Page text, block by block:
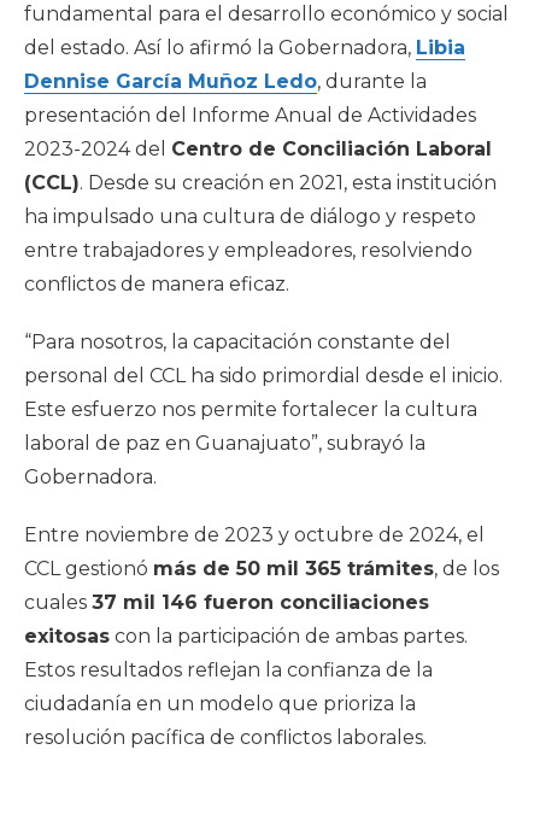
fundamental para el desarrollo económico y social
del estado. Así lo afirmó la Gobernadora, Libia
Dennise García Muñoz Ledo, durante la
presentación del Informe Anual de Actividades
2023-2024 del Centro de Conciliación Laboral
(CCL). Desde su creación en 2021, esta institución
ha impulsado una cultura de diálogo y respeto
entre trabajadores y empleadores, resolviendo
conflictos de manera eficaz.
“Para nosotros, la capacitación constante del
personal del CCL ha sido primordial desde el inicio.
Este esfuerzo nos permite fortalecer la cultura
laboral de paz en Guanajuato”, subrayó la
Gobernadora.
Entre noviembre de 2023 y octubre de 2024, el
CCL gestionó más de 50 mil 365 trámites, de los
cuales 37 mil 146 fueron conciliaciones
exitosas con la participación de ambas partes.
Estos resultados reflejan la confianza de la
ciudadanía en un modelo que prioriza la
resolución pacífica de conflictos laborales.